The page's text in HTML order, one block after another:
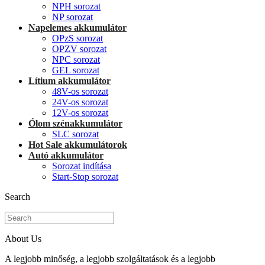
NPH sorozat
NP sorozat
Napelemes akkumulátor
OPzS sorozat
OPZV sorozat
NPC sorozat
GEL sorozat
Lítium akkumulátor
48V-os sorozat
24V-os sorozat
12V-os sorozat
Ólom szénakkumulátor
SLC sorozat
Hot Sale akkumulátorok
Autó akkumulátor
Sorozat indítása
Start-Stop sorozat
Search
About Us
A legjobb minőség, a legjobb szolgáltatások és a legjobb